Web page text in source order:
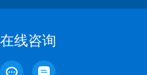
在线咨询